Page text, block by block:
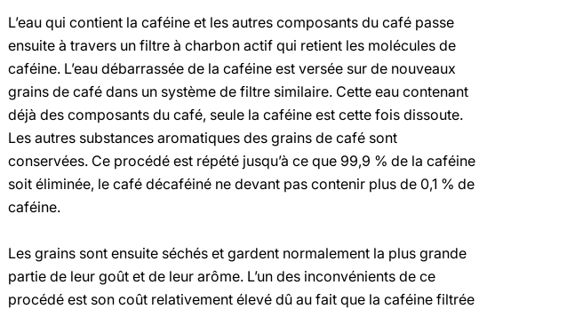
L’eau qui contient la caféine et les autres composants du café passe
ensuite à travers un filtre à charbon actif qui retient les molécules de
caféine. L’eau débarrassée de la caféine est versée sur de nouveaux
grains de café dans un système de filtre similaire. Cette eau contenant
déjà des composants du café, seule la caféine est cette fois dissoute.
Les autres substances aromatiques des grains de café sont
conservées. Ce procédé est répété jusqu’à ce que 99,9 % de la caféine
soit éliminée, le café décaféiné ne devant pas contenir plus de 0,1 % de
caféine.
Les grains sont ensuite séchés et gardent normalement la plus grande
partie de leur goût et de leur arôme. L’un des inconvénients de ce
procédé est son coût relativement élevé dû au fait que la caféine filtrée